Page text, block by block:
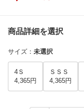
商品詳細を選択
サイズ ： 未選択
4Ｓ
4,365円
ＳＳＳ
4,365円